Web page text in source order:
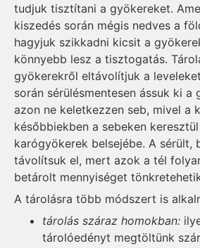
tudjuk tisztítani a gyökereket.
kiszedés során mégis nedves a
hagyjuk szikkadni kicsit a
könnyebb lesz a tisztogatás.
gyökerekről eltávolítjuk a
során sérülésmentesen ássuk ki a
azon ne keletkezzen seb, mivel a
későbbiekben a sebeken
karógyökerek belsejébe. A sérült,
távolítsuk el, mert azok a tél
betárolt mennyiséget
A tárolásra több módszert is
tárolás száraz homokban:
tároló­edényt megtöltünk